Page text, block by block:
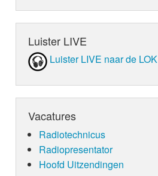
Luister LIVE
Luister LIVE naar de LOK
Vacatures
Radiotechnicus
Radiopresentator
Hoofd Uitzendingen